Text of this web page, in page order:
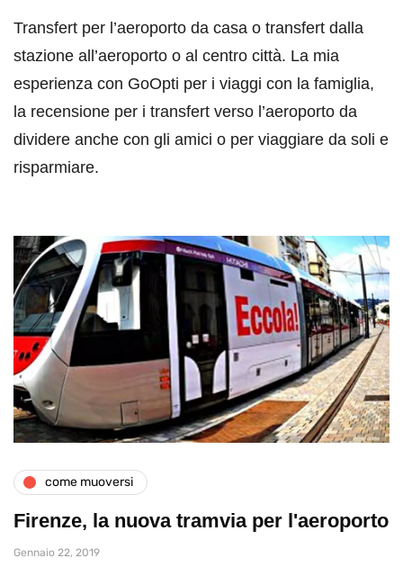
Transfert per l’aeroporto da casa o transfert dalla
stazione all’aeroporto o al centro città. La mia
esperienza con GoOpti per i viaggi con la famiglia,
la recensione per i transfert verso l’aeroporto da
dividere anche con gli amici o per viaggiare da soli e
risparmiare.
come muoversi
Firenze, la nuova tramvia per l'aeroporto
Gennaio 22, 2019